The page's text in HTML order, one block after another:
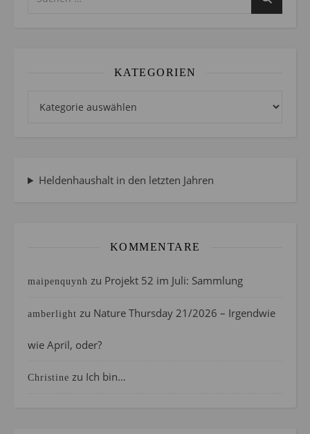
KATEGORIEN
Heldenhaushalt in den letzten Jahren
KOMMENTARE
maipenquynh zu Projekt 52 im Juli: Sammlung
amberlight zu Nature Thursday 21/2026 – Irgendwie
wie April, oder?
Christine zu Ich bin…